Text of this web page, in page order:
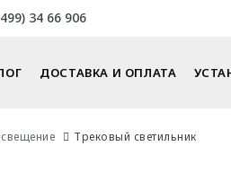
34 66 906
ДОСТАВКА И ОПЛАТА
Трековый светильник